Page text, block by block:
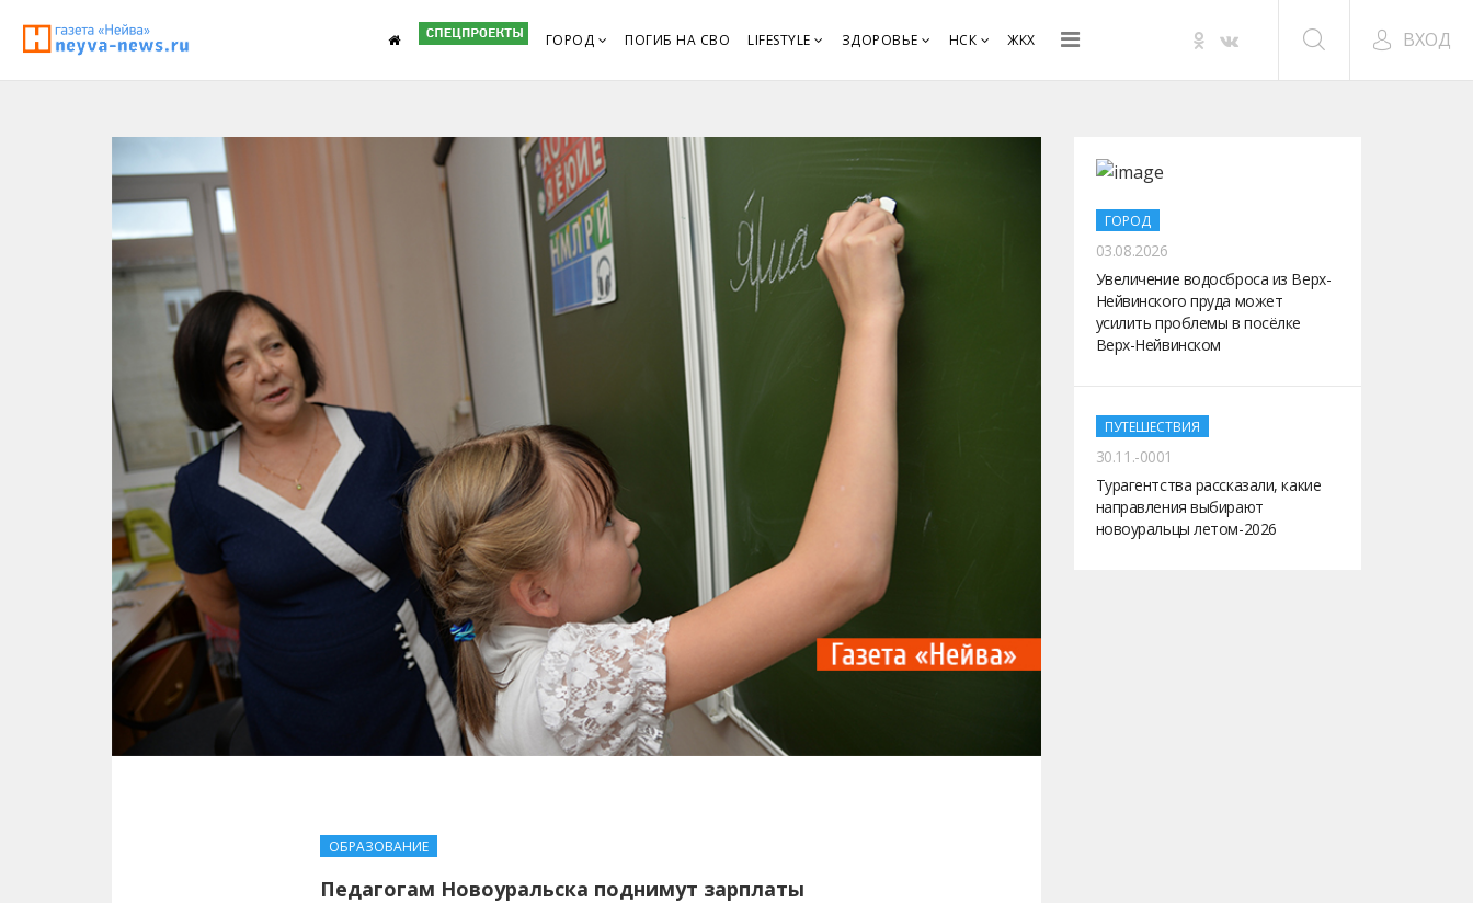
ГОРОД ПОГИБ НА СВО LIFESTYLE ЗДОРОВЬЕ НСК ЖКХ ВХОД
ОБРАЗОВАНИЕ
Педагогам Новоуральска поднимут зарплаты
ГОРОД
03.08.2026
Увеличение водосброса из Верх-
Нейвинского пруда может
усилить проблемы в посёлке
Верх-Нейвинском
ПУТЕШЕСТВИЯ
30.11.-0001
Турагентства рассказали, какие
направления выбирают
новоуральцы летом-2026